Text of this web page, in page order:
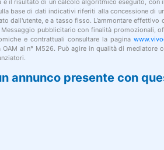
annunco presente con
è il risultato di un calcolo algoritmico eseguito,
base di dati indicativi riferiti alla concessione di
dall'utente, e a tasso fisso. L’ammontare
pubblicitario con finalità promozionali,
e contrattuali consultare la pagina
al n° M526. Può agire in qualità di